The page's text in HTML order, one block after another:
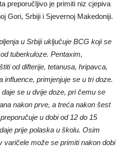
preporučljivo je primiti niz cjepiva
Gori, Srbiji i Sjevernoj Makedoniji.
u Srbiji uključuje BCG koji se
tuberkuloze. Pentaxim,
od difterije, tetanusa, hripavca,
influence, primjenjuje se u tri doze.
se u dvije doze, pri čemu se
nakon prve, a treća nakon šest
u dobi od 12 do 15
prije polaska u školu. Osim
varičele može se primiti nakon dobi